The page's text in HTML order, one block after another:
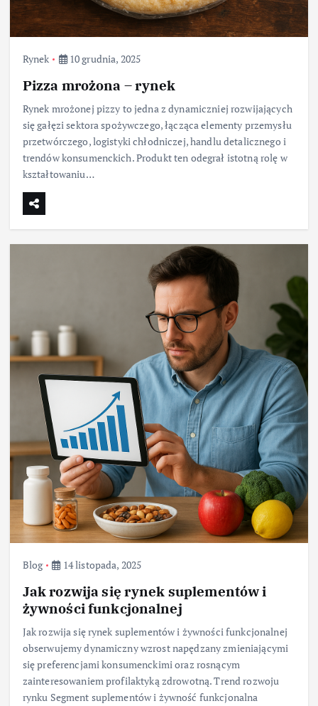
Rynek 10 grudnia, 2025
Pizza mrożona – rynek
Rynek mrożonej pizzy to jedna z dynamiczniej rozwijających
się gałęzi sektora spożywczego, łącząca elementy przemysłu
przetwórczego, logistyki chłodniczej, handlu detalicznego i
trendów konsumenckich. Produkt ten odegrał istotną rolę w
kształtowaniu…
Blog 14 listopada, 2025
Jak rozwija się rynek suplementów i
żywności funkcjonalnej
Jak rozwija się rynek suplementów i żywności funkcjonalnej
obserwujemy dynamiczny wzrost napędzany zmieniającymi
się preferencjami konsumenckimi oraz rosnącym
zainteresowaniem profilaktyką zdrowotną. Trend rozwoju
rynku Segment suplementów i żywność funkcjonalna